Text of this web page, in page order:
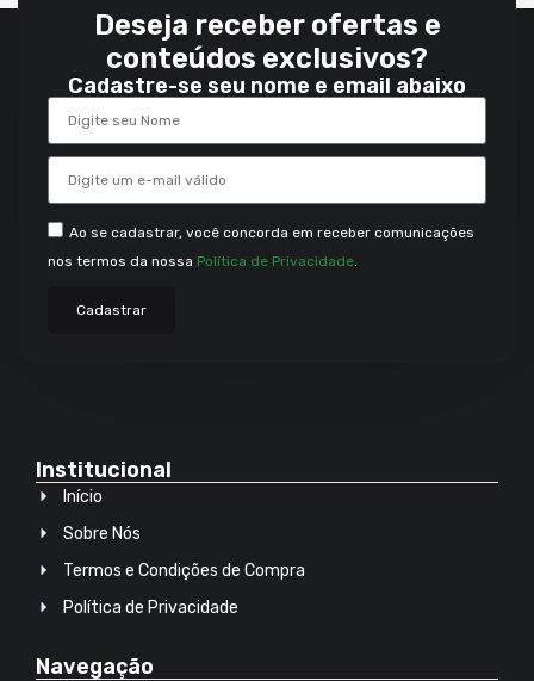
Deseja receber ofertas e
conteúdos exclusivos?
Cadastre-se seu nome e email abaixo
Ao se cadastrar, você concorda em receber comunicações
nos termos da nossa Política de Privacidade
Cadastrar
Institucional
Início
Sobre Nós
Termos e Condições de Compra
Política de Privacidade
Navegação